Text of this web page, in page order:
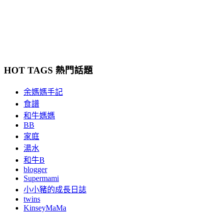
HOT TAGS 熱門話題
余媽媽手記
食譜
和牛媽媽
BB
家庭
湯水
和牛B
blogger
Supermami
小小豬的成長日誌
twins
KinseyMaMa